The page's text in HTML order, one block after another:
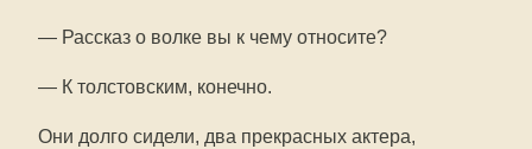
— Рассказ о волке вы к чему относите?
— К толстовским, конечно.
Они долго сидели, два прекрасных актера,